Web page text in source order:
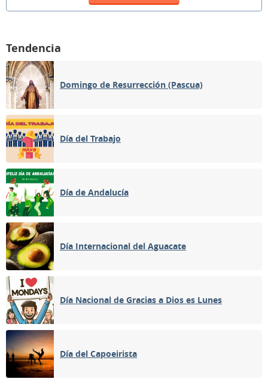
Tendencia
Domingo de Resurrección (Pascua)
Día del Trabajo
Día de Andalucía
Día Internacional del Aguacate
Día Nacional de Gracias a Dios es Lunes
Día del Capoeirista